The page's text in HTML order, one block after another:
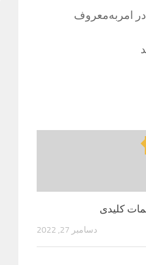
امر‌به‌معروف
کلیدی
دسامبر 27, 2022